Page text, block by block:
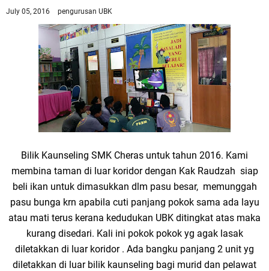
July 05, 2016 pengurusan UBK
Bilik Kaunseling SMK Cheras untuk tahun 2016. Kami
membina taman di luar koridor dengan Kak Raudzah siap
beli ikan untuk dimasukkan dlm pasu besar, memunggah
pasu bunga krn apabila cuti panjang pokok sama ada layu
atau mati terus kerana kedudukan UBK ditingkat atas maka
kurang disedari. Kali ini pokok pokok yg agak lasak
diletakkan di luar koridor . Ada bangku panjang 2 unit yg
diletakkan di luar bilik kaunseling bagi murid dan pelawat